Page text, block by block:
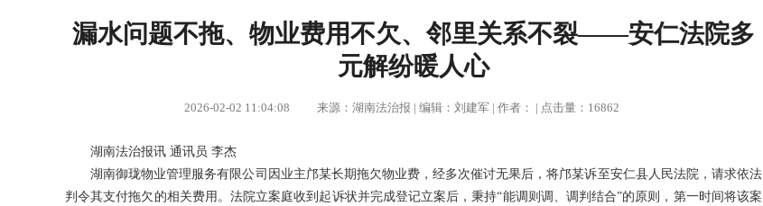
漏水问题不拖、物业费用不欠、邻里关系不裂——安仁法院多
元解纷暖人心
2026-02-02 11:04:08 来源：湖南法治报 | 编辑：刘建军 | 作者： | 点击量：16862
湖南法治报讯 通讯员 李杰
湖南御珑物业管理服务有限公司因业主邝某长期拖欠物业费，经多次催讨无果后，将邝某诉至安仁县人民法院，请求依法
判令其支付拖欠的相关费用。法院立案庭收到起诉状并完成登记立案后，秉持“能调则调、调判结合”的原则，第一时间将该案